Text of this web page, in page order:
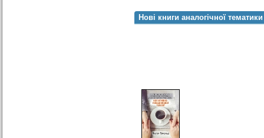
Нові книги аналогічної тематики